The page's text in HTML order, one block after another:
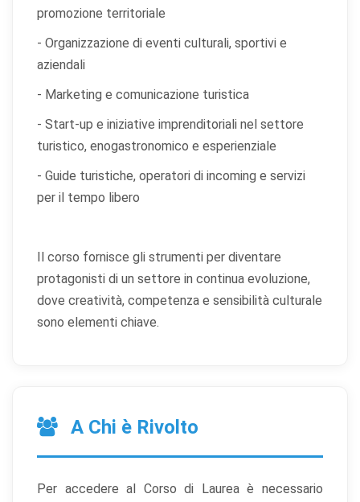
promozione territoriale
- Organizzazione di eventi culturali, sportivi e
aziendali
- Marketing e comunicazione turistica
- Start-up e iniziative imprenditoriali nel settore
turistico, enogastronomico e esperienziale
- Guide turistiche, operatori di incoming e servizi
per il tempo libero
Il corso fornisce gli strumenti per diventare
protagonisti di un settore in continua evoluzione,
dove creatività, competenza e sensibilità culturale
sono elementi chiave.
A Chi è Rivolto
Per accedere al Corso di Laurea è necessario